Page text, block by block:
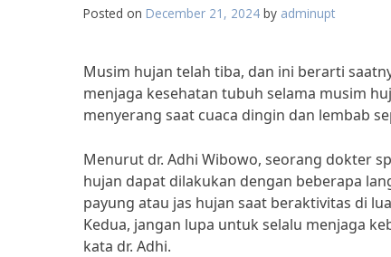
Posted on December 21, 2024 by adminupt
Musim hujan telah tiba, dan ini berarti
menjaga kesehatan tubuh selama musim
menyerang saat cuaca dingin dan lembab
Menurut dr. Adhi Wibowo, seorang dokter
hujan dapat dilakukan dengan beberapa
payung atau jas hujan saat beraktivitas di
Kedua, jangan lupa untuk selalu menjaga
kata dr. Adhi.